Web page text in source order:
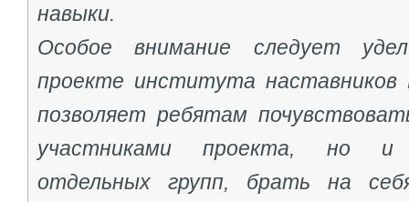
навыки.
Особое внимание следует
проекте института
позволяет ребятам
участниками проекта, но и
отдельных групп, брать на